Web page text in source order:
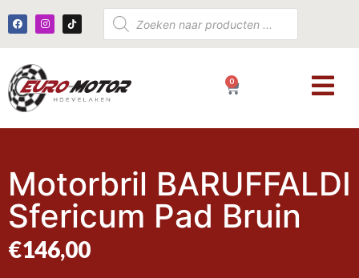
0
Motorbril BARUFFALDI
Sfericum Pad Bruin
€146,00